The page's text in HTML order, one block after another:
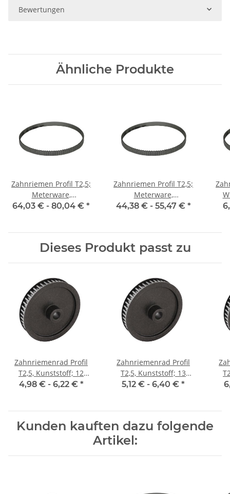
Bewertungen
Ähnliche Produkte
Zahnriemen Profil T2,5;
Meterware,
Riemenbreite 6 mm
64,03 € - 80,04 € *
Zahnriemen Profil T2,5;
Meterware,
Riemenbreite 6 mm mit
44,38 € - 55,47 € *
Dieses Produkt passt zu
Zahnriemenrad Profil
T2,5, Kunststoff; 12
Zähne; Riemenbreite 6
4,98 € - 6,22 € *
Zahnriemenrad Profil
T2,5, Kunststoff; 13
Zähne; Riemenbreite 6
5,12 € - 6,40 € *
Kunden kauften dazu folgende
Artikel: